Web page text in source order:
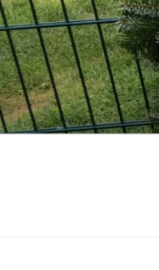
Zum
Inhalt
springen